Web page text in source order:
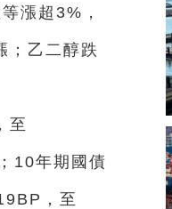
漲超3%，
；乙二醇跌
至
10年期國債
，至